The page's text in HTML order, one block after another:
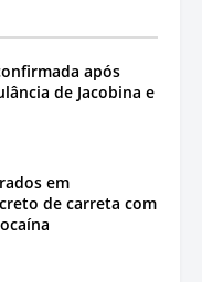
após
de Jacobina e
em
de carreta com